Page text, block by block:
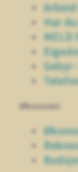
Har
MELD
Økonomi